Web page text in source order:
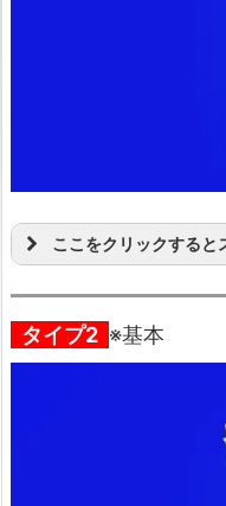
ここをクリックすると
タイプ2 ※基本